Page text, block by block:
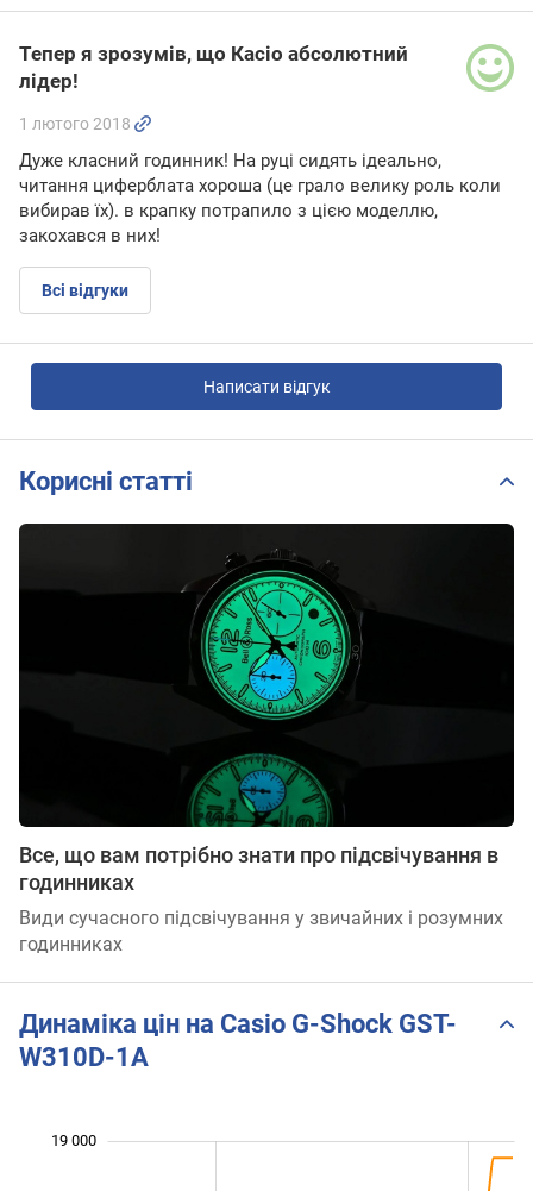
Тепер я зрозумів, що Касіо абсолютний
лідер!
1 лютого 2018
Дуже класний годинник! На руці сидять ідеально,
читання циферблата хороша (це грало велику роль коли
вибирав їх). в крапку потрапило з цією моделлю,
закохався в них!
Всі відгуки
Написати відгук
Корисні статті
Все, що вам потрібно знати про підсвічування в
годинниках
Види сучасного підсвічування у звичайних і розумних
годинниках
Динаміка цін на Casio G-Shock GST-
W310D-1A
19 000